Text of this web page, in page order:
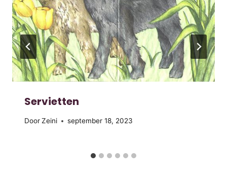
Servietten
DoorZeini september 18, 2023